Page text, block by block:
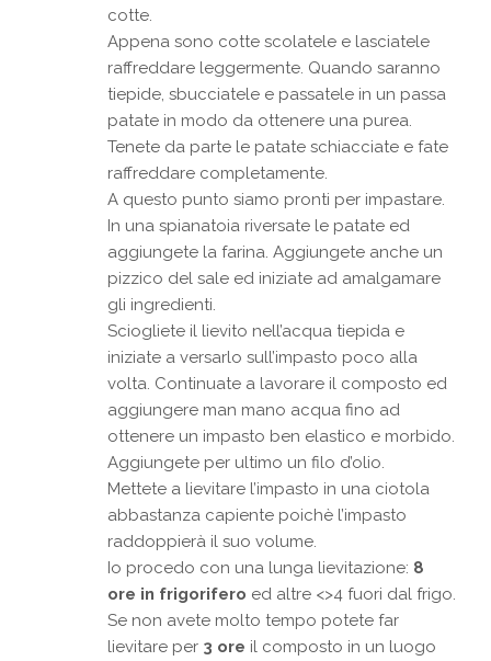
cotte.
Appena sono cotte scolatele e lasciatele
raffreddare leggermente. Quando saranno
tiepide, sbucciatele e passatele in un passa
patate in modo da ottenere una purea.
Tenete da parte le patate schiacciate e fate
raffreddare completamente.
A questo punto siamo pronti per impastare.
In una spianatoia riversate le patate ed
aggiungete la farina. Aggiungete anche un
pizzico del sale ed iniziate ad amalgamare
gli ingredienti.
Sciogliete il lievito nell’acqua tiepida e
iniziate a versarlo sull’impasto poco alla
volta. Continuate a lavorare il composto ed
aggiungere man mano acqua fino ad
ottenere un impasto ben elastico e morbido.
Aggiungete per ultimo un filo d’olio.
Mettete a lievitare l’impasto in una ciotola
abbastanza capiente poichè l’impasto
raddoppierà il suo volume.
Io procedo con una lunga lievitazione: 8
ore in frigorifero ed altre <>4 fuori dal frigo.
Se non avete molto tempo potete far
lievitare per 3 ore il composto in un luogo